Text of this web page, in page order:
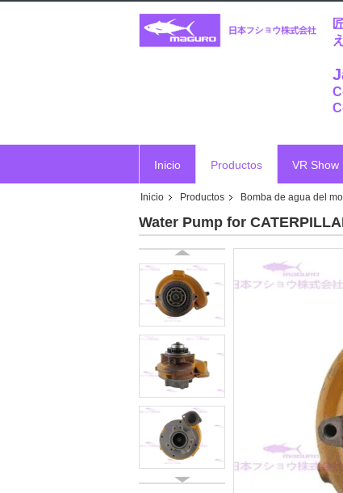
Inicio Productos VR Show
Inicio Productos Bomba de agua del
Water Pump for